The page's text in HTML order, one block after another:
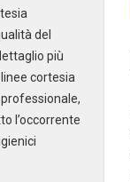
del
più
cortesia
l’occorrente